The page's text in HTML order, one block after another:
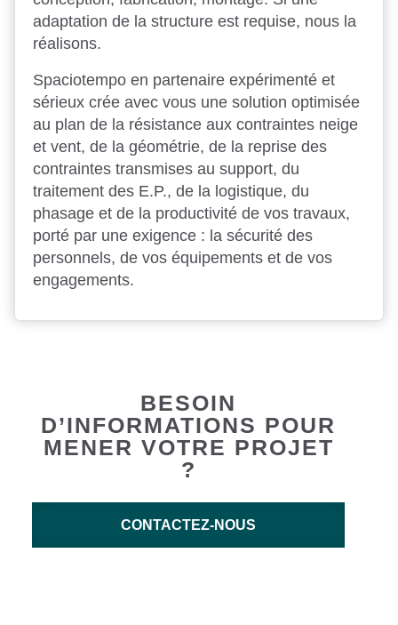
adaptation de la structure est requise, nous la
réalisons.
Spaciotempo en partenaire expérimenté et
sérieux crée avec vous une solution optimisée
au plan de la résistance aux contraintes neige
et vent, de la géométrie, de la reprise des
contraintes transmises au support, du
traitement des E.P., de la logistique, du
phasage et de la productivité de vos travaux,
porté par une exigence : la sécurité des
personnels, de vos équipements et de vos
engagements.
CONTACTEZ-NOUS
BESOIN
D’INFORMATIONS POUR
MENER VOTRE PROJET
?